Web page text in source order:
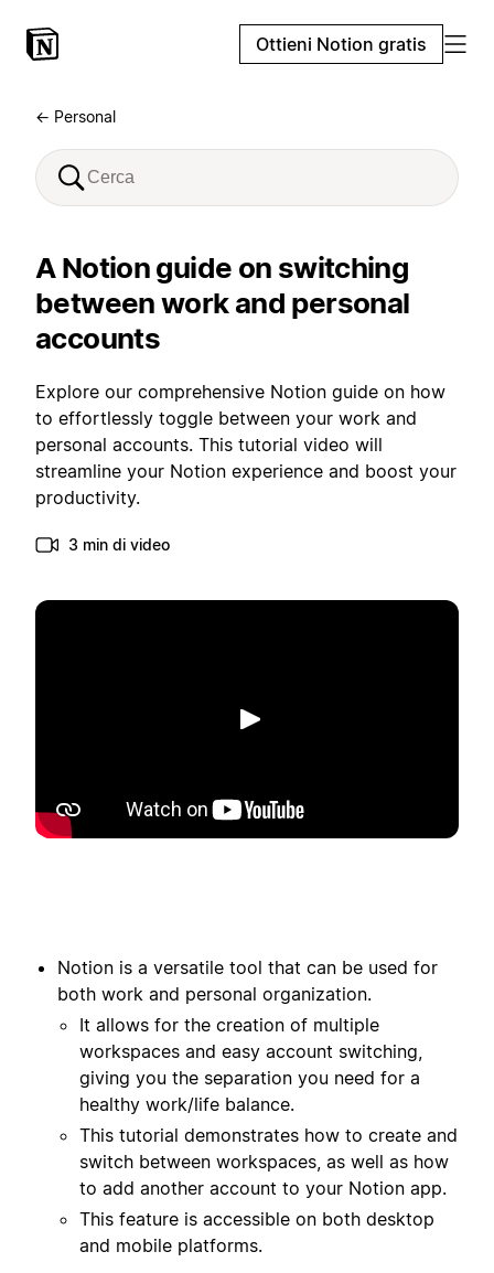
Ottieni Notion gratis
← Personal
A Notion guide on switching
between work and personal
accounts
Explore our comprehensive Notion guide on how
to effortlessly toggle between your work and
personal accounts. This tutorial video will
streamline your Notion experience and boost your
productivity.
3 min di video
Riproduci
Notion is a versatile tool that can be used for
both work and personal organization.
It allows for the creation of multiple
workspaces and easy account switching,
giving you the separation you need for a
healthy work/life balance.
This tutorial demonstrates how to create and
switch between workspaces, as well as how
to add another account to your Notion app.
This feature is accessible on both desktop
and mobile platforms.